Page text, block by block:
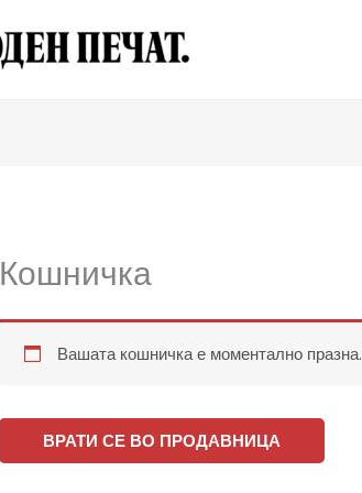
Кошничка
Вашата кошничка е моментално празна.
ВРАТИ СЕ ВО ПРОДАВНИЦА